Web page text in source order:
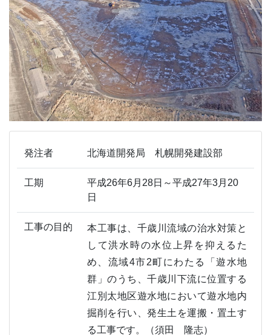
発注者 北海道開発局 札幌開発建設部
工期
平成26年6月28日～平成27年3月20
日
工事の目的
本工事は、千歳川流域の治水対策と
して洪水時の水位上昇を抑えるた
め、流域4市2町にわたる「遊水地
群」のうち、千歳川下流に位置する
江別太地区遊水地において遊水地内
掘削を行い、発生土を運搬・置土す
る工事です。（須田 隆志）